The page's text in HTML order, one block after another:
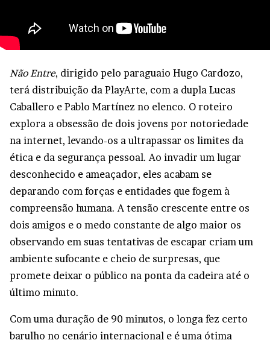
Não Entre, dirigido pelo paraguaio Hugo Cardozo,
terá distribuição da PlayArte, com a dupla Lucas
Caballero e Pablo Martínez no elenco. O roteiro
explora a obsessão de dois jovens por notoriedade
na internet, levando-os a ultrapassar os limites da
ética e da segurança pessoal. Ao invadir um lugar
desconhecido e ameaçador, eles acabam se
deparando com forças e entidades que fogem à
compreensão humana. A tensão crescente entre os
dois amigos e o medo constante de algo maior os
observando em suas tentativas de escapar criam um
ambiente sufocante e cheio de surpresas, que
promete deixar o público na ponta da cadeira até o
último minuto.
Com uma duração de 90 minutos, o longa fez certo
barulho no cenário internacional e é uma ótima